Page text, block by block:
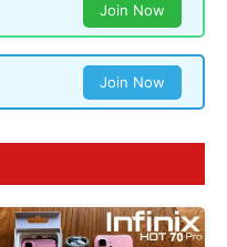
Join Now
Join Now